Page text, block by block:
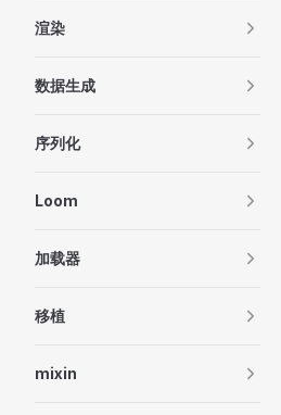
渲染
数据生成
序列化
Loom
加载器
移植
mixin